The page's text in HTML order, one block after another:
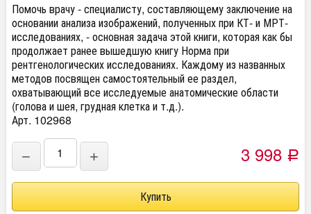
Помочь врачу - специалисту, составляющему заключение на
основании анализа изображений, полученных при КТ- и МРТ-
исследованиях, - основная задача этой книги, которая как бы
продолжает ранее вышедшую книгу Норма при
рентгенологических исследованиях. Каждому из названных
методов посвящен самостоятельный ее раздел,
охватывающий все исследуемые анатомические области
(голова и шея, грудная клетка и т.д.).
Арт. 102968
− + 3 998 Р